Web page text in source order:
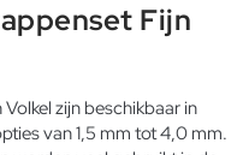
Fijn
zijn beschikbaar in
van 1,5 mm tot 4,0 mm.